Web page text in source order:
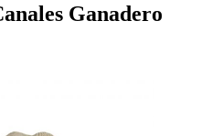
Ganadero